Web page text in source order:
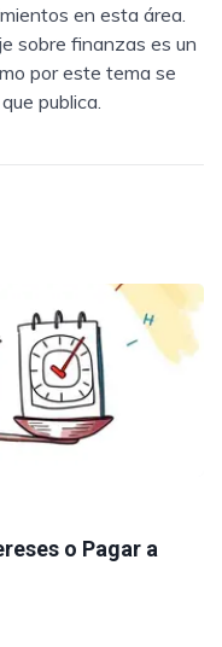
en esta área.
sobre finanzas es un
por este tema se
publica.
o Pagar a